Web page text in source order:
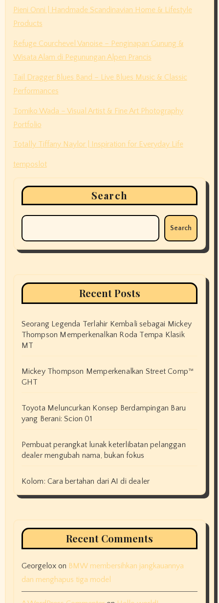
Pieni Onni | Handmade Scandinavian Home & Lifestyle
Products
Refuge Courchevel Vanoise – Penginapan Gunung &
Wisata Alam di Pegunungan Alpen Prancis
Tail Dragger Blues Band – Live Blues Music & Classic
Performances
Tomiko Wada – Visual Artist & Fine Art Photography
Portfolio
Totally Tiffany Naylor | Inspiration for Everyday Life
temposlot
Search
Search
Recent Posts
Seorang Legenda Terlahir Kembali sebagai Mickey
Thompson Memperkenalkan Roda Tempa Klasik
MT
Mickey Thompson Memperkenalkan Street Comp™
GHT
Toyota Meluncurkan Konsep Berdampingan Baru
yang Berani: Scion 01
Pembuat perangkat lunak keterlibatan pelanggan
dealer mengubah nama, bukan fokus
Kolom: Cara bertahan dari AI di dealer
Recent Comments
Georgeloxon BMW membersihkan jangkauannya
dan menghapus tiga model